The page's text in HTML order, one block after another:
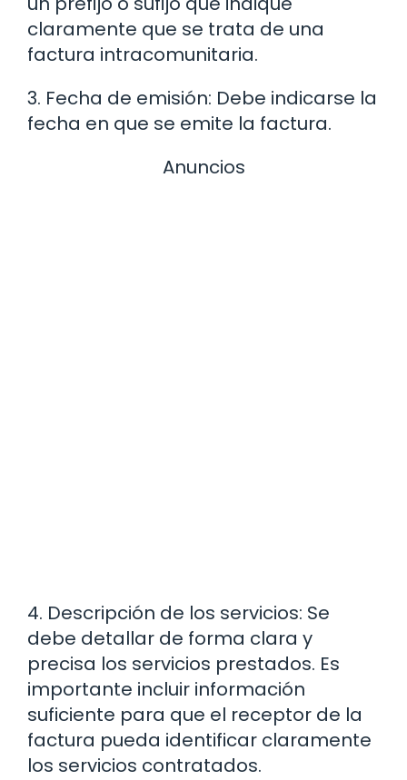
claramente que se trata de una
factura intracomunitaria.
3. Fecha de emisión: Debe indicarse la
fecha en que se emite la factura.
Anuncios
4. Descripción de los servicios: Se
debe detallar de forma clara y
precisa los servicios prestados. Es
importante incluir información
suficiente para que el receptor de la
factura pueda identificar claramente
los servicios contratados.